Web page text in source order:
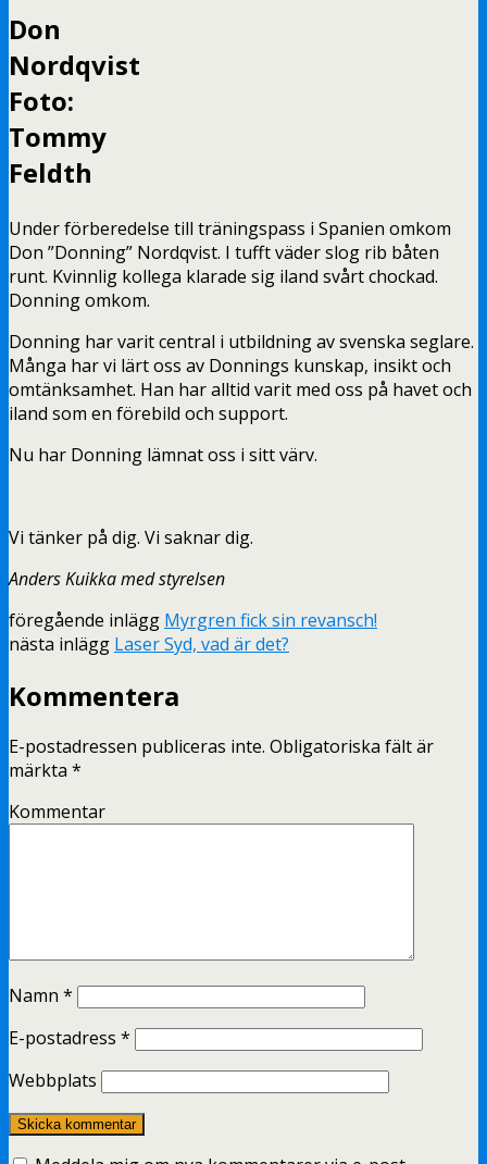
Don
Nordqvist
Foto:
Tommy
Feldth
Under förberedelse till träningspass i Spanien omkom
Don ”Donning” Nordqvist. I tufft väder slog rib båten
runt. Kvinnlig kollega klarade sig iland svårt chockad.
Donning omkom.
Donning har varit central i utbildning av svenska seglare.
Många har vi lärt oss av Donnings kunskap, insikt och
omtänksamhet. Han har alltid varit med oss på havet och
iland som en förebild och support.
Nu har Donning lämnat oss i sitt värv.
Vi tänker på dig. Vi saknar dig.
Anders Kuikka med styrelsen
föregående inlägg Myrgren fick sin revansch!
nästa inlägg Laser Syd, vad är det?
Kommentera
E-postadressen publiceras inte. Obligatoriska fält är
märkta *
Kommentar
Namn *
E-postadress *
Webbplats